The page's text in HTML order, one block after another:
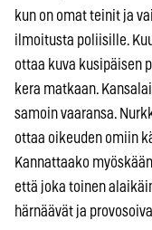
kun on omat teinit ja
ilmoitusta poliisille.
ottaa kuva kusipäisen
kera matkaan.
samoin vaaransa.
ottaa oikeuden omiin
Kannattaako
että joka toinen
härnäävät ja